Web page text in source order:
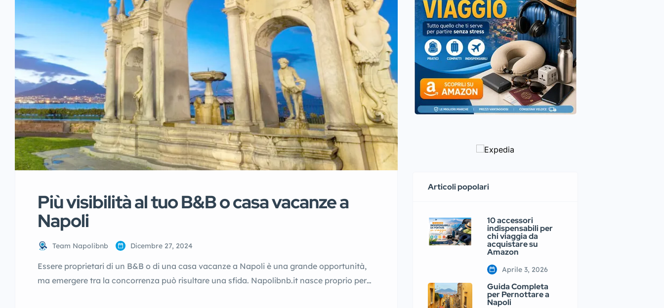
Più visibilità al tuo B&B o casa vacanze a
Napoli
Team Napolibnb Dicembre 27, 2024
Essere proprietari di un B&B o di una casa vacanze a Napoli è una grande opportunità,
ma emergere tra la concorrenza può risultare una sfida. Napolibnb.it nasce proprio per
Articoli popolari
10 accessori
indispensabili per
chi viaggia da
acquistare su
Amazon
Aprile 3, 2026
Guida Completa
per Pernottare a
Napoli